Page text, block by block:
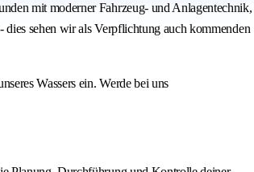
mit moderner Fahrzeug- und Anlagentechnik,
sehen wir als Verpflichtung auch kommenden
Wassers ein. Werde bei uns